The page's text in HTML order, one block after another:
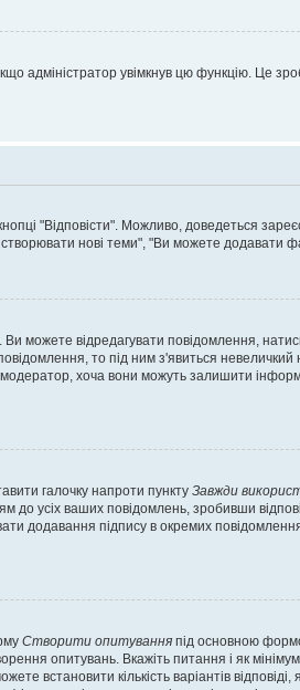
адміністратор увімкнув цю функцію. Це
"Відповісти". Можливо, доведеться
нові теми", "Ви можете додавати
можете відредагувати повідомлення,
то під ним з'явиться невеличкий
хоча вони можуть залишити
галочку напроти пункту Завжди
усіх ваших повідомлень, зробивши
додавання підпису в окремих
Створити опитування під основною
опитувань. Вкажіть питання і як мінімум
встановити кількість варіантів відповіді,